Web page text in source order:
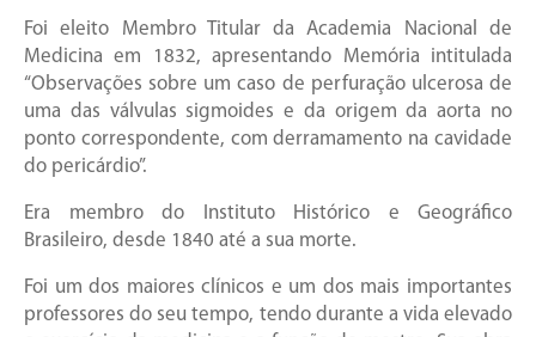
Foi eleito Membro Titular da Academia Nacional de
Medicina em 1832, apresentando Memória intitulada
“Observações sobre um caso de perfuração ulcerosa de
uma das válvulas sigmoides e da origem da aorta no
ponto correspondente, com derramamento na cavidade
do pericárdio”.
Era membro do Instituto Histórico e Geográfico
Brasileiro, desde 1840 até a sua morte.
Foi um dos maiores clínicos e um dos mais importantes
professores do seu tempo, tendo durante a vida elevado